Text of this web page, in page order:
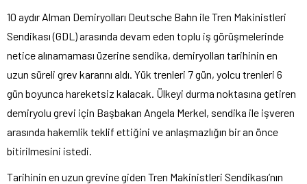
10 aydır Alman Demiryolları Deutsche Bahn ile Tren Makinistleri
Sendikası (GDL) arasında devam eden toplu iş görüşmelerinde
netice alınamaması üzerine sendika, demiryolları tarihinin en
uzun süreli grev kararını aldı. Yük trenleri 7 gün, yolcu trenleri 6
gün boyunca hareketsiz kalacak. Ülkeyi durma noktasına getiren
demiryolu grevi için Başbakan Angela Merkel, sendika ile işveren
arasında hakemlik teklif ettiğini ve anlaşmazlığın bir an önce
bitirilmesini istedi.
Tarihinin en uzun grevine giden Tren Makinistleri Sendikası’nın